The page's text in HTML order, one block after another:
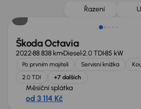
Řazení
Zlevněno o 20 000 Kč
Škoda Octavia
202288 838 kmDiesel2.0 TDI85 kW
Po prvním majiteli Servisní knížka
2.0 TDI
+7 dalších
Měsíční splátka
od 3 114 Kč
Zlevněno o 75 000 Kč